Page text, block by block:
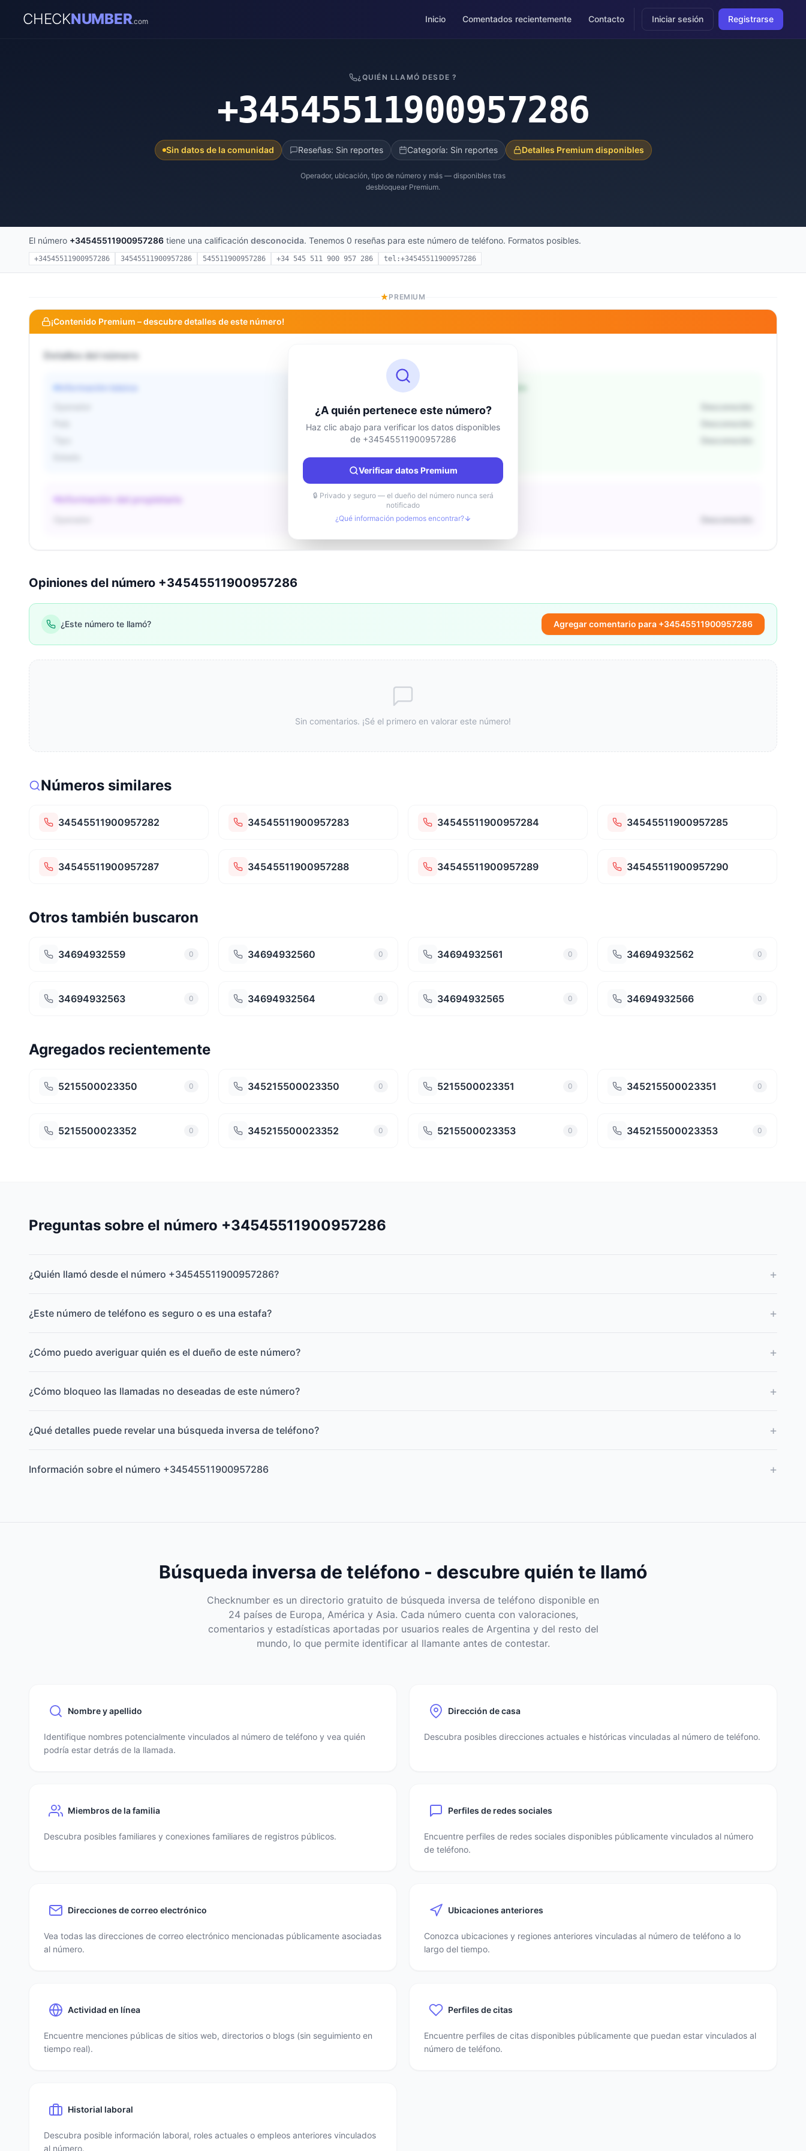
CHECKNUMBER.com Inicio Comentados recientemente Contacto Iniciar sesión Registrarse
¿QUIÉN LLAMÓ DESDE ?
+34545511900957286
Sin datos de la comunidad Reseñas: Sin reportes Categoría: Sin reportes Detalles Premium disponibles
Operador, ubicación, tipo de número y más — disponibles tras
desbloquear Premium.
El número +34545511900957286 tiene una calificación desconocida. Tenemos 0 reseñas para este número de teléfono. Formatos posibles.
+34545511900957286 34545511900957286 545511900957286 +34 545 511 900 957 286 tel:+34545511900957286
PREMIUM
¡Contenido Premium – descubre detalles de este número!
Detalles del número
Información básica
Desconocido
Desconocido
Desconocido
Desconocido
País
Ciudad
Región
Información del propietario
Desconocido Tipo
¿A quién pertenece este número?
Haz clic abajo para verificar los datos disponibles
de +34545511900957286
Verificar datos Premium
🔒 Privado y seguro — el dueño del número nunca será
notificado
¿Qué información podemos encontrar?
Opiniones del número +34545511900957286
¿Este número te llamó? Agregar comentario para +34545511900957286
Sin comentarios. ¡Sé el primero en valorar este número!
Números similares
34545511900957282 34545511900957283 34545511900957284 34545511900957285
34545511900957287 34545511900957288 34545511900957289 34545511900957290
Otros también buscaron
34694932559 0 34694932560 0 34694932561 0 34694932562 0
34694932563 0 34694932564 0 34694932565 0 34694932566 0
Agregados recientemente
5215500023350 0 345215500023350 0 5215500023351 0 345215500023351 0
5215500023352 0 345215500023352 0 5215500023353 0 345215500023353 0
Preguntas sobre el número +34545511900957286
¿Quién llamó desde el número +34545511900957286? +
¿Este número de teléfono es seguro o es una estafa? +
¿Cómo puedo averiguar quién es el dueño de este número? +
¿Cómo bloqueo las llamadas no deseadas de este número? +
¿Qué detalles puede revelar una búsqueda inversa de teléfono? +
Información sobre el número +34545511900957286 +
Búsqueda inversa de teléfono - descubre quién te llamó
Checknumber es un directorio gratuito de búsqueda inversa de teléfono disponible en
24 países de Europa, América y Asia. Cada número cuenta con valoraciones,
comentarios y estadísticas aportadas por usuarios reales de Argentina y del resto del
mundo, lo que permite identificar al llamante antes de contestar.
Nombre y apellido
Identifique nombres potencialmente vinculados al número de teléfono y vea quién
podría estar detrás de la llamada.
Dirección de casa
Descubra posibles direcciones actuales e históricas vinculadas al número de teléfono.
Miembros de la familia
Descubra posibles familiares y conexiones familiares de registros públicos.
Perfiles de redes sociales
Encuentre perfiles de redes sociales disponibles públicamente vinculados al número
de teléfono.
Direcciones de correo electrónico
Vea todas las direcciones de correo electrónico mencionadas públicamente asociadas
al número.
Ubicaciones anteriores
Conozca ubicaciones y regiones anteriores vinculadas al número de teléfono a lo
largo del tiempo.
Actividad en línea
Encuentre menciones públicas de sitios web, directorios o blogs (sin seguimiento en
tiempo real).
Perfiles de citas
Encuentre perfiles de citas disponibles públicamente que puedan estar vinculados al
número de teléfono.
Historial laboral
Descubra posible información laboral, roles actuales o empleos anteriores vinculados
al número.